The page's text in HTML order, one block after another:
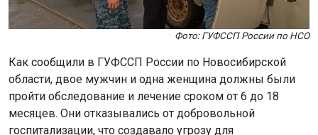
Фото: ГУФССП России по НСО
Как сообщили в ГУФССП России по Новосибирской
области, двое мужчин и одна женщина должны были
пройти обследование и лечение сроком от 6 до 18
месяцев. Они отказывались от добровольной
госпитализации, что создавало угрозу для